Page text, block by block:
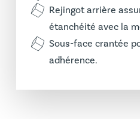
Rejingot arrière
étanchéité avec la
Sous-face crantée
adhérence.